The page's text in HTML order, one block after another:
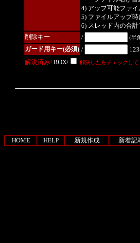
4) アップ可能ファ
5) ファイルアップ
6) スレッド内の合
削除キー
/ (半
ガード用キー(必須) /
解決済み! BOX/ 解決したらチェックして
HOME HELP 新規作成 新着記